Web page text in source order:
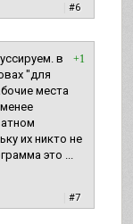
#6
+1
в
"для
места
их никто не
это ...
#7